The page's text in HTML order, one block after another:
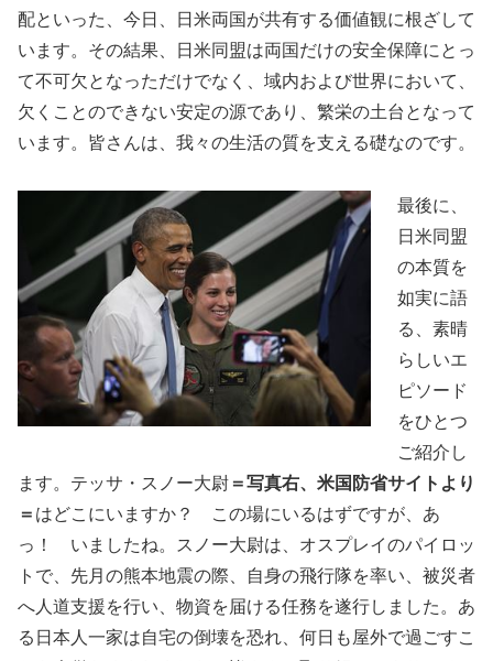
配といった、今日、日米両国が共有する価値観に根ざして
います。その結果、日米同盟は両国だけの安全保障にとっ
て不可欠となっただけでなく、域内および世界において、
欠くことのできない安定の源であり、繁栄の土台となって
います。皆さんは、我々の生活の質を支える礎なのです。
最後に、
日米同盟
の本質を
如実に語
る、素晴
らしいエ
ピソード
をひとつ
ご紹介し
ます。テッサ・スノー大尉＝写真右、米国防省サイトより
＝ はどこにいますか？ この場にいるはずですが、あ
っ！ いましたね。スノー大尉は、オスプレイのパイロッ
トで、先月の熊本地震の際、自身の飛行隊を率い、被災者
へ人道支援を行い、物資を届ける任務を遂行しました。あ
る日本人一家は自宅の倒壊を恐れ、何日も屋外で過ごすこ